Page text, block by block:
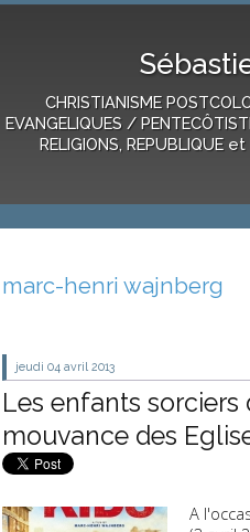
CHRISTIANISME
EVANGELIQUES /
RELIGIONS, REPUBLIQUE
marc-henri wajnberg
jeudi 04 avril 2013
Les enfants sorciers
mouvance des
A